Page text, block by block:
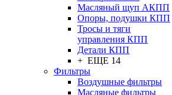
Масляный щуп АКПП
Опоры, подушки КПП
Тросы и тяги
управления КПП
Детали КПП
+ ЕЩЕ 14
Фильтры
Воздушные фильтры
Масляные фильтры